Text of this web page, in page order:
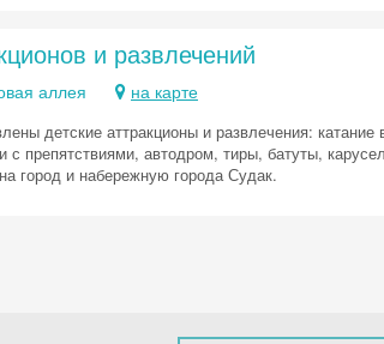
и развлечений
аллея на карте
детские аттракционы и развлечения:
с препятствиями, автодром, тиры, батуты,
город и набережную города Судак.
Скидка −5%
Хочешь дешевле? Оставь почту и
первое бронирование!